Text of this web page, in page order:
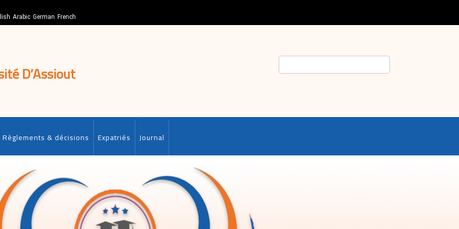
Arabic German French
D’Assiout
Règlements & décisions Expatriés Journal